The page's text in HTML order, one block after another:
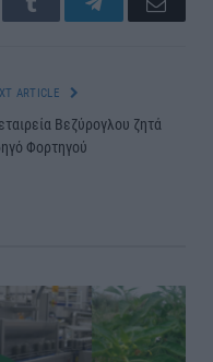
Tumblr TelegramEmail
ARTICLE
Βεζύρογλου ζητά
Φορτηγού